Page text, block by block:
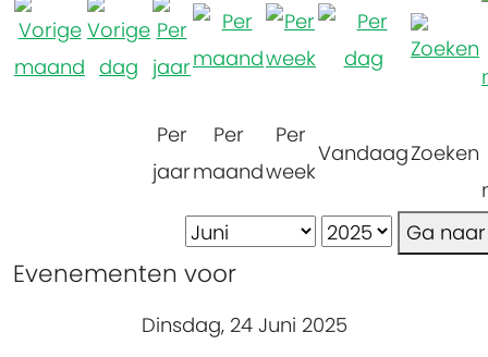
Per
jaar
Per
maand
Per
week
VandaagZoeken
Ga
Evenementen voor
Dinsdag, 24 Juni 2025